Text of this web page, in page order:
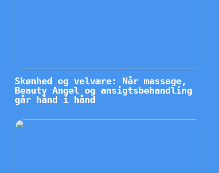
Skønhed og velvære: Når massage,
Beauty Angel og ansigtsbehandling
går hånd i hånd